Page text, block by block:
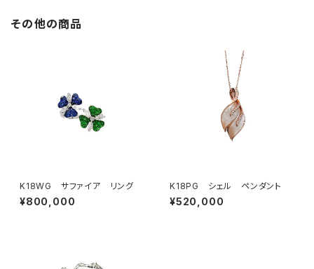
その他の商品
K18WG サファイア リング
¥800,000
K18PG シェル ペンダント
¥520,000